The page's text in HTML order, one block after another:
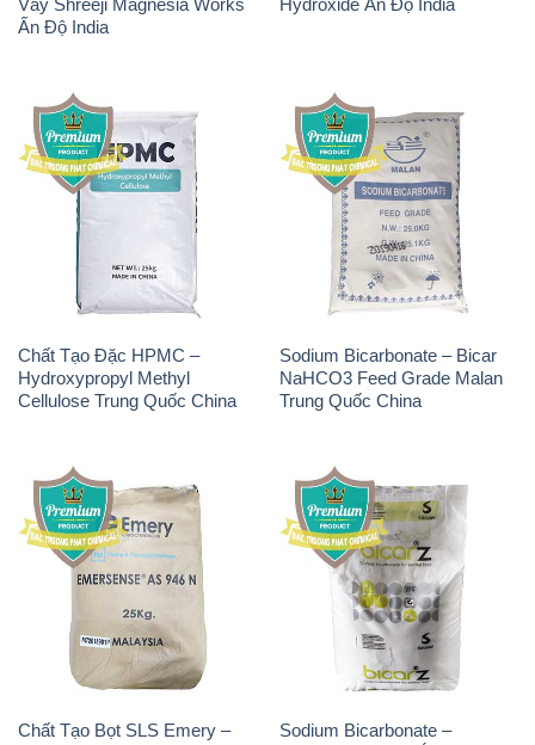
Ấn Độ India
Chất Tạo Đặc HPMC –
Hydroxypropyl Methyl
Cellulose Trung Quốc China
Sodium Bicarbonate – Bicar
NaHCO3 Feed Grade Malan
Trung Quốc China
Chất Tạo Bọt SLS Emery –
Sodium Bicarbonate –